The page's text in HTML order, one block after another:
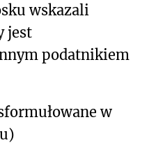
wskazali
jest
podatnikiem
w